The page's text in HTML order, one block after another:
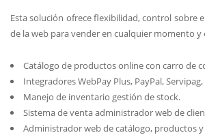
Esta solución ofrece flexibilidad, control sobre
de la web para vender en cualquier momento y
Catálogo de productos online con carro de
Integradores WebPay Plus, PayPal,
Manejo de inventario gestión de stock.
Sistema de venta administrador web de
Administrador web de catálogo, productos